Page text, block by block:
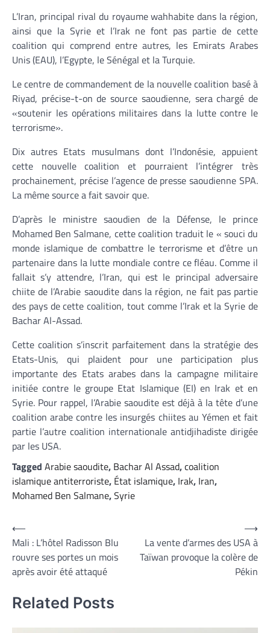
L’Iran, principal rival du royaume wahhabite dans la région,
ainsi que la Syrie et l’Irak ne font pas partie de cette
coalition qui comprend entre autres, les Emirats Arabes
Unis (EAU), l’Egypte, le Sénégal et la Turquie.
Le centre de commandement de la nouvelle coalition basé à
Riyad, précise-t-on de source saoudienne, sera chargé de
«soutenir les opérations militaires dans la lutte contre le
terrorisme».
Dix autres Etats musulmans dont l’Indonésie, appuient
cette nouvelle coalition et pourraient l’intégrer très
prochainement, précise l’agence de presse saoudienne SPA.
La même source a fait savoir que.
D’après le ministre saoudien de la Défense, le prince
Mohamed Ben Salmane, cette coalition traduit le « souci du
monde islamique de combattre le terrorisme et d’être un
partenaire dans la lutte mondiale contre ce fléau. Comme il
fallait s’y attendre, l’Iran, qui est le principal adversaire
chiite de l’Arabie saoudite dans la région, ne fait pas partie
des pays de cette coalition, tout comme l’Irak et la Syrie de
Bachar Al-Assad.
Cette coalition s’inscrit parfaitement dans la stratégie des
Etats-Unis, qui plaident pour une participation plus
importante des Etats arabes dans la campagne militaire
initiée contre le groupe Etat Islamique (EI) en Irak et en
Syrie. Pour rappel, l’Arabie saoudite est déjà à la tête d’une
coalition arabe contre les insurgés chiites au Yémen et fait
partie l’autre coalition internationale antidjihadiste dirigée
par les USA.
Tagged Arabie saoudite, Bachar Al Assad,coalition
islamique antiterroriste, État islamique, Irak, Iran,
Mohamed Ben Salmane,Syrie
Navigation
de
l’article
⟵
Mali : L’hôtel Radisson Blu
rouvre ses portes un mois
après avoir été attaqué
La vente d’armes des USA à
Taïwan provoque la colère de
Pékin
⟶
Related Posts